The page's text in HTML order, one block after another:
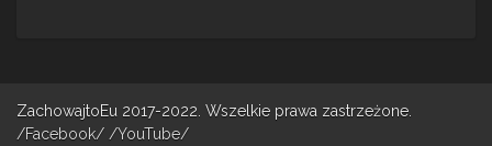
ZachowajtoEu 2017-2022. Wszelkie prawa zastrzeżone.
/Facebook/ /YouTube/